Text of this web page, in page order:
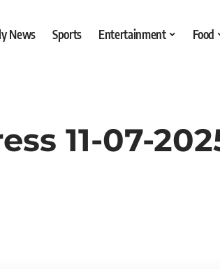
News Sports Entertainment
Food
11-07-